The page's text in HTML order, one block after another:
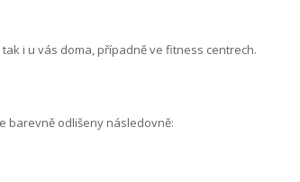
i u vás doma, případně ve fitness centrech.
barevně odlišeny následovně: